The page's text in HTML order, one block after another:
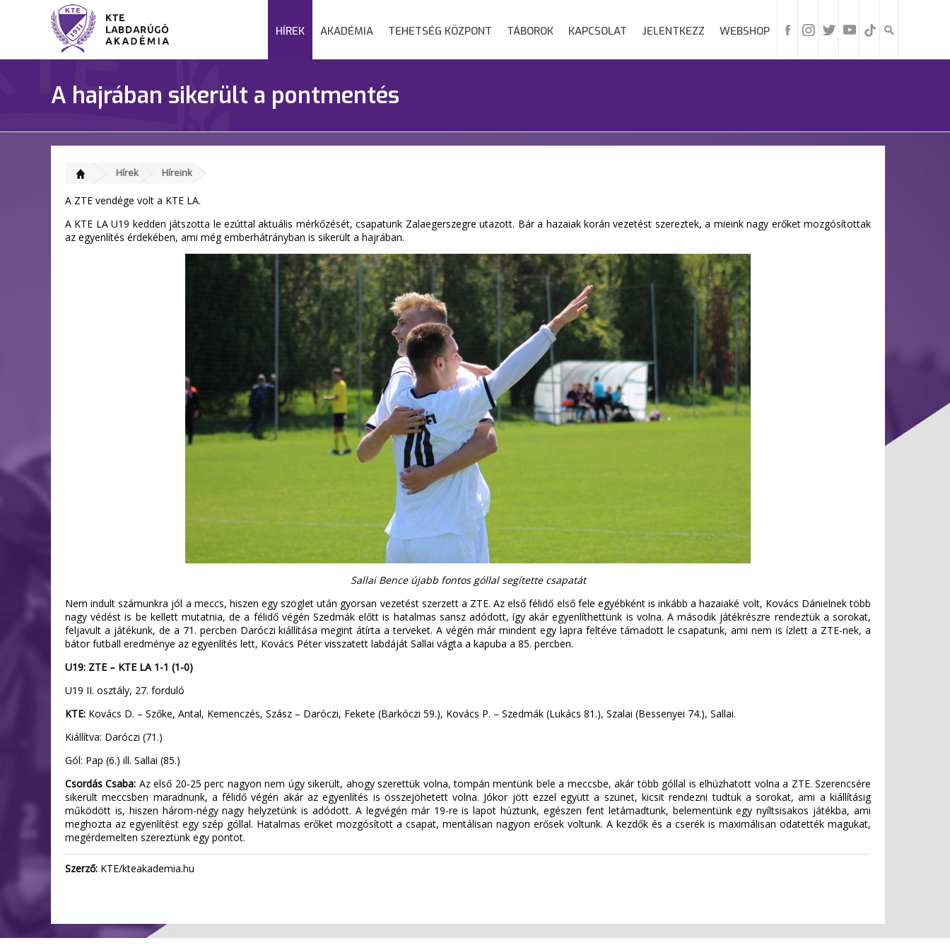
HÍREK AKADÉMIA TEHETSÉG KÖZPONT TÁBOROK KAPCSOLAT JELENTKEZZ WEBSHOP
A hajrában sikerült a pontmentés
Hírek Híreink
A ZTE vendége volt a KTE LA.
A KTE LA U19 kedden játszotta le ezúttal aktuális mérkőzését, csapatunk Zalaegerszegre utazott. Bár a hazaiak korán vezetést szereztek, a mieink nagy erőket mozgósítottak
az egyenlítés érdekében, ami még emberhátrányban is sikerült a hajrában.
Sallai Bence újabb fontos góllal segítette csapatát
Nem indult számunkra jól a meccs, hiszen egy szöglet után gyorsan vezetést szerzett a ZTE. Az első félidő első fele egyébként is inkább a hazaiaké volt, Kovács Dánielnek több
nagy védést is be kellett mutatnia, de a félidő végén Szedmák előtt is hatalmas sansz adódott, így akár egyenlíthettünk is volna. A második játékrészre rendeztük a sorokat,
feljavult a játékunk, de a 71. percben Daróczi kiállítása megint átírta a terveket. A végén már mindent egy lapra feltéve támadott le csapatunk, ami nem is ízlett a ZTE-nek, a
bátor futball eredménye az egyenlítés lett, Kovács Péter visszatett labdáját Sallai vágta a kapuba a 85. percben.
U19: ZTE – KTE LA 1-1 (1-0)
U19 II. osztály, 27. forduló
KTE: Kovács D. – Szőke, Antal, Kemenczés, Szász – Daróczi, Fekete (Barkóczi 59.), Kovács P. – Szedmák (Lukács 81.), Szalai (Bessenyei 74.), Sallai.
Kiállítva: Daróczi (71.)
Gól: Pap (6.) ill. Sallai (85.)
Csordás Csaba: Az első 20-25 perc nagyon nem úgy sikerült, ahogy szerettük volna, tompán mentünk bele a meccsbe, akár több góllal is elhúzhatott volna a ZTE. Szerencsére
sikerült meccsben maradnunk, a félidő végén akár az egyenlítés is összejöhetett volna. Jókor jött ezzel együtt a szünet, kicsit rendezni tudtuk a sorokat, ami a kiállításig
működött is, hiszen három-négy nagy helyzetünk is adódott. A legvégén már 19-re is lapot húztunk, egészen fent letámadtunk, belementünk egy nyíltsisakos játékba, ami
meghozta az egyenlítést egy szép góllal. Hatalmas erőket mozgósított a csapat, mentálisan nagyon erősek voltunk. A kezdők és a cserék is maximálisan odatették magukat,
megérdemelten szereztünk egy pontot.
Szerző: KTE/kteakademia.hu